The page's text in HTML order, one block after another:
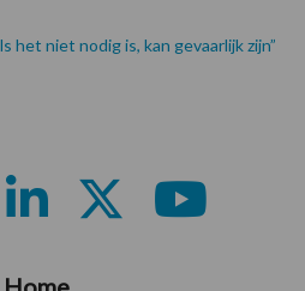
het niet nodig is, kan gevaarlijk zijn”